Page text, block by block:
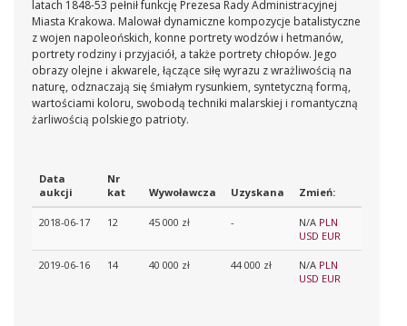
latach 1848-53 pełnił funkcję Prezesa Rady Administracyjnej
Miasta Krakowa. Malował dynamiczne kompozycje batalistyczne
z wojen napoleońskich, konne portrety wodzów i hetmanów,
portrety rodziny i przyjaciół, a także portrety chłopów. Jego
obrazy olejne i akwarele, łączące siłę wyrazu z wrażliwością na
naturę, odznaczają się śmiałym rysunkiem, syntetyczną formą,
wartościami koloru, swobodą techniki malarskiej i romantyczną
żarliwością polskiego patrioty.
Data
aukcji
Nr
kat
Wywoławcza Uzyskana Zmień:
2018-06-17 12 45 000 zł - N/A PLN
USD EUR
2019-06-16 14 40 000 zł 44 000 zł N/A PLN
USD EUR